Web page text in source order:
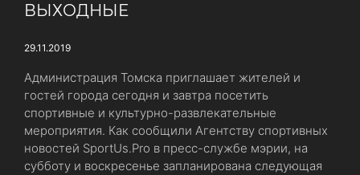
ВЫХОДНЫЕ
29.11.2019
Администрация Томска приглашает жителей и
гостей города сегодня и завтра посетить
спортивные и культурно-развлекательные
мероприятия. Как сообщили Агентству спортивных
новостей SportUs.Pro в пресс-службе мэрии, на
субботу и воскресенье запланирована следующая